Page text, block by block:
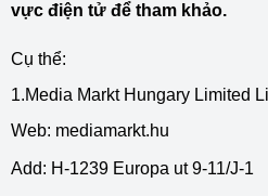
vực điện tử để tham khảo.
Cụ thể:
1.Media Markt Hungary Limited
Web: mediamarkt.hu
Add: H-1239 Europa ut 9-11/J-1